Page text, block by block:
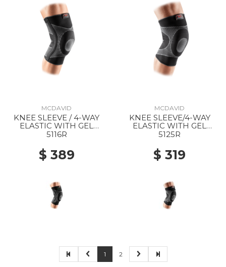
MCDAVID
KNEE SLEEVE / 4-WAY
ELASTIC WITH GEL
BUTTRESS AND STAYS
5116R
$ 389
MCDAVID
KNEE SLEEVE/4-WAY
ELASTIC WITH GEL
BUTTRESS BLACK
5125R
$ 319
1 2